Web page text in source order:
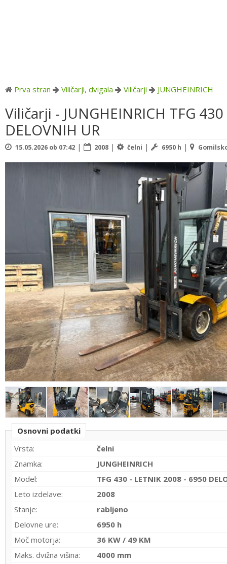
Prva stran Viličarji, dvigala Viličarji JUNGHEINRICH
Viličarji - JUNGHEINRICH TFG
DELOVNIH UR
15.05.2026 ob 07:42 | 2008 | čelni | 6950 h |
Osnovni podatki
Vrsta:
čelni
Znamka:
JUNGHEINRICH
Model:
TFG 430 - LETNIK 2008 - 6950
Leto izdelave:
2008
Stanje:
rabljeno
Delovne ure:
6950 h
Moč motorja:
36 KW / 49 KM
Maks. dvižna višina:
4000 mm